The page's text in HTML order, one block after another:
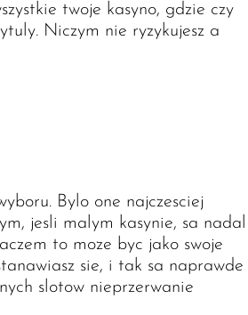
twoje kasyno, gdzie czy
Niczym nie ryzykujesz a
Bylo one najczesciej
jesli malym kasynie, sa nadal
to moze byc jako swoje
sie, i tak sa naprawde
slotow nieprzerwanie